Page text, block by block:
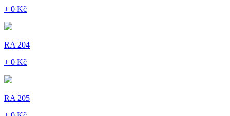
+ 0 Kč
RA 204
+ 0 Kč
RA 205